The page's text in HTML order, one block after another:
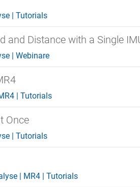
| Tutorials
and Distance with a Single
| Webinare
| Tutorials
Once
| Tutorials
| MR4| Tutorials